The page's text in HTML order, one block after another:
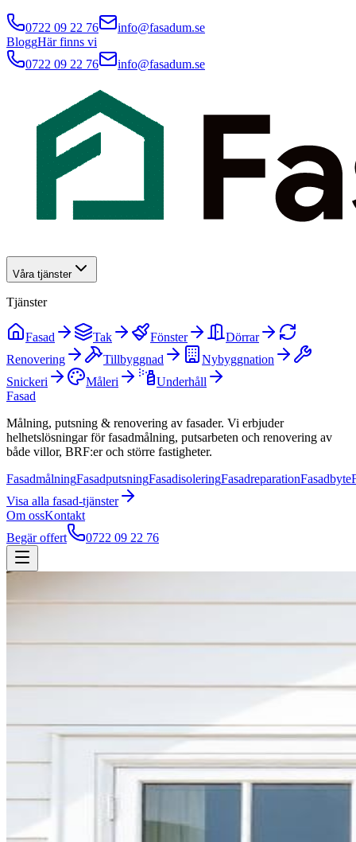
0722 09 22 76
info@fasadum.se
BloggHär finns vi
0722 09 22 76
info@fasadum.se
Våra tjänster
Tjänster
Fasad Tak Fönster
Dörrar
Renovering
Tillbyggnad
Nybyggnation
Snickeri
Måleri
Underhåll
Fasad
Målning, putsning & renovering av fasader. Vi erbjuder
helhetslösningar för fasadmålning, putsarbeten och renovering av
både villor, BRF:er och större fastigheter.
FasadmålningFasadputsningFasadisoleringFasadreparationFasadbyte
Visa alla fasad-tjänster
Om ossKontakt
Begär offert
0722 09 22 76